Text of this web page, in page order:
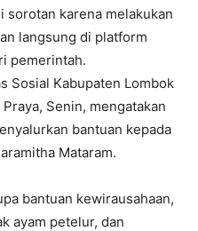
sorotan karena melakukan
langsung di platform
pemerintah.
Sosial Kabupaten Lombok
Senin, mengatakan
bantuan kepada
Mataram.
bantuan kewirausahaan,
ayam petelur, dan